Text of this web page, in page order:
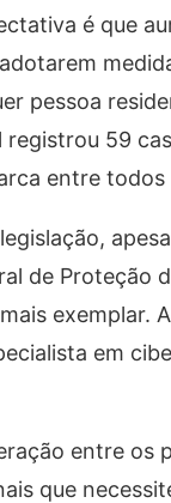
é que
pessoa
registrou 59
entre todos
de Proteção
exemplar.
em
entre os
que